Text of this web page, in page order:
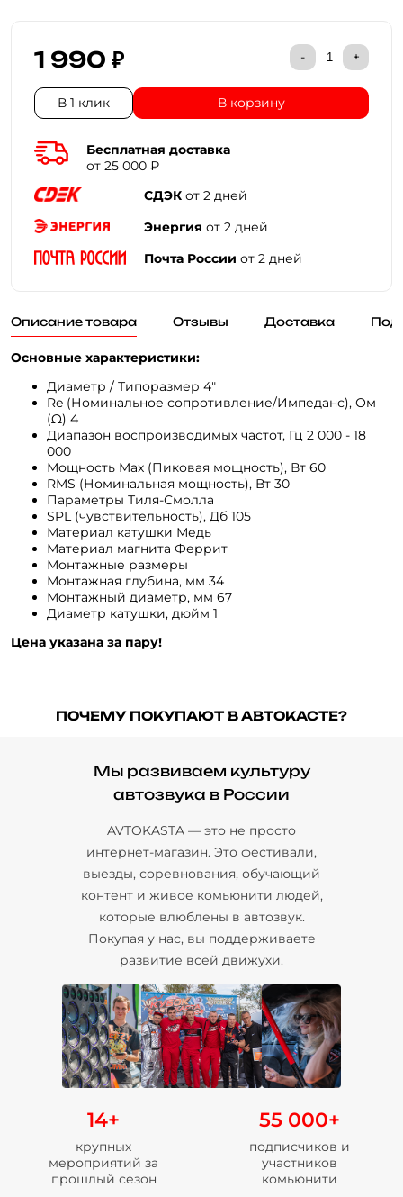
1 990 ₽ - +
В 1 клик В корзину
Бесплатная доставка
от 25 000 ₽
СДЭК от 2 дней
Энергия от 2 дней
Почта России от 2 дней
Описание товара Отзывы Доставка
Основные характеристики:
Диаметр / Типоразмер 4"
Re (Номинальное сопротивление/Импеданс), Ом
(Ω) 4
Диапазон воспроизводимых частот, Гц 2 000 - 18
000
Мощность Max (Пиковая мощность), Вт 60
RMS (Номинальная мощность), Вт 30
Параметры Тиля-Смолла
SPL (чувствительность), Дб 105
Материал катушки Медь
Материал магнита Феррит
Монтажные размеры
Монтажная глубина, мм 34
Монтажный диаметр, мм 67
Диаметр катушки, дюйм 1
Цена указана за пару!
ПОЧЕМУ ПОКУПАЮТ В АВТОКАСТЕ?
Мы развиваем культуру
автозвука в России
AVTOKASTA — это не просто
интернет-магазин. Это фестивали,
выезды, соревнования, обучающий
контент и живое комьюнити людей,
которые влюблены в автозвук.
Покупая у нас, вы поддерживаете
развитие всей движухи.
14+
крупных
мероприятий за
прошлый сезон
55 000+
подписчиков и
участников
комьюнити